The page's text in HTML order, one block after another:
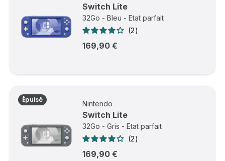
Switch Lite
32Go - Bleu - Etat parfait
2
169,90 €
Épuisé Nintendo
Switch Lite
32Go - Gris - Etat parfait
2
169,90 €